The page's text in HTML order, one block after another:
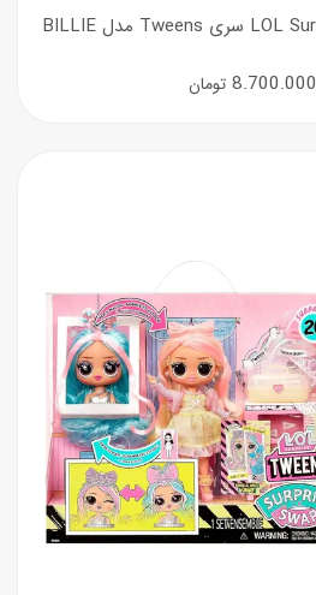
8.700.000 تومان